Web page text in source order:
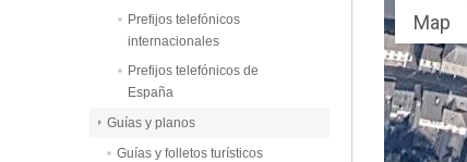
Map
Prefijos telefónicos
internacionales
Prefijos telefónicos de
España
Guías y planos
Guías y folletos turísticos